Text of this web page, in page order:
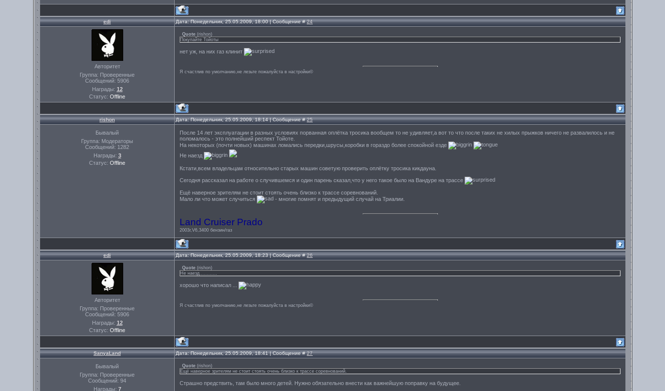
edi Дата: Понедельник, 25.05.2009, 18:00 | Сообщение #24
Авторитет
Группа: Проверенные
Сообщений: 5906
Награды: 12
Статус: Offline
Quote (rishon)
Покупайте Тойоты
нет уж, на них газ клинит
Я счастлив по умолчанию,не лезьте пожалуйста в настройки©
rishon Дата: Понедельник, 25.05.2009, 18:14 | Сообщение #25
Бывалый
Группа: Модераторы
Сообщений: 1282
Награды: 3
Статус: Offline
После 14 лет эксплуатации в разных условиях порванная оплётка тросика вообщем то не удивляет,а вот то что после таких не хилых прыжков ничего не развалилось и не
поломалось - это полнейший респект Тойоте.
На некоторых (почти новых) машинах ломались передки,шрусы,коробки в гораздо более спокойной езде
Не наезд
Кстати,всем владельцам относительно старых машин советую проверить оплётку тросика кикдауна.
Сегодня рассказал на работе о случившемся и один парень сказал,что у него такое было на Вандуре на трассе
Ещё наверное зрителям не стоит стоять очень близко к трассе соревнований.
Мало ли что может случиться
- многие помнят и предыдущий случай на Триалии.
Land Cruiser Prado
2003г,V6,3400 бензин/газ
edi Дата: Понедельник, 25.05.2009, 18:23 | Сообщение #26
Авторитет
Группа: Проверенные
Сообщений: 5906
Награды: 12
Статус: Offline
Quote (rishon)
Не наезд............
хорошо что написал ...
Я счастлив по умолчанию,не лезьте пожалуйста в настройки©
SanyaLand Дата: Понедельник, 25.05.2009, 18:41 | Сообщение #27
Бывалый
Группа: Проверенные
Сообщений: 94
Награды: 7
Quote (rishon)
Ещё наверное зрителям не стоит стоять очень близко к трассе соревнований.
Страшно предствить, там было много детей. Нужно обязательно внести как важнейшую поправку на будущее.